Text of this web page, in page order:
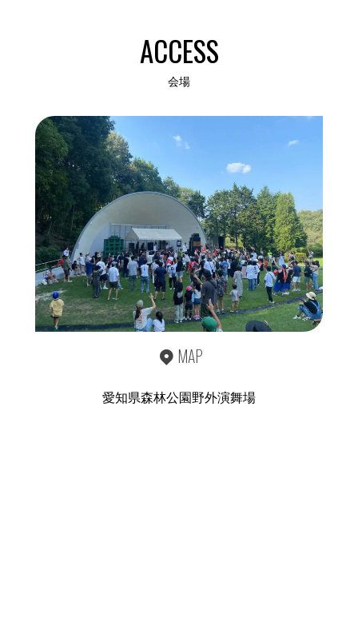
ACCESS
会場
MAP
愛知県森林公園野外演舞場